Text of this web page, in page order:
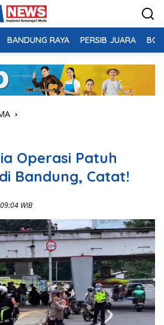
BANDUNG RAYA PERSIB JUARA
Operasi Patuh
Bandung, Catat!
WIB